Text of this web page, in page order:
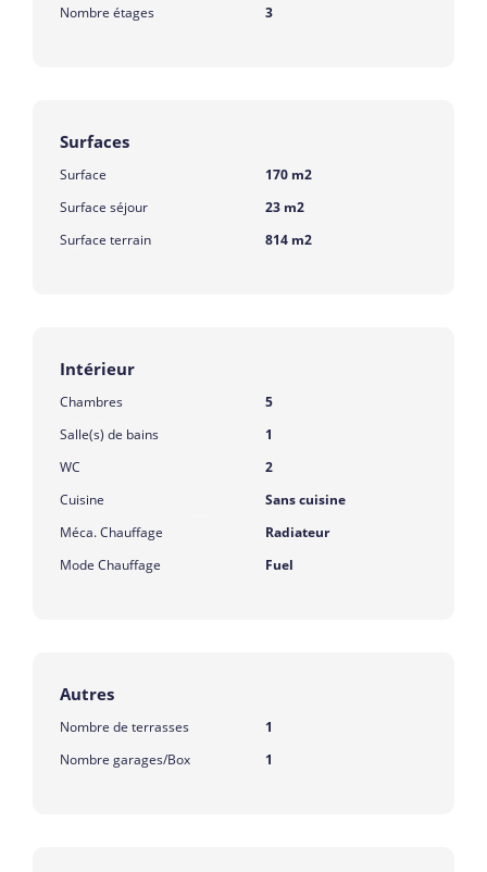
Nombre étages 3
Surfaces
Surface
170 m2
Surface séjour
23 m2
Surface terrain
814 m2
Intérieur
Chambres
5
Salle(s) de bains
1
WC
2
Cuisine
Sans cuisine
Méca. Chauffage
Radiateur
Mode Chauffage
Fuel
Autres
Nombre de terrasses
1
Nombre garages/Box
1